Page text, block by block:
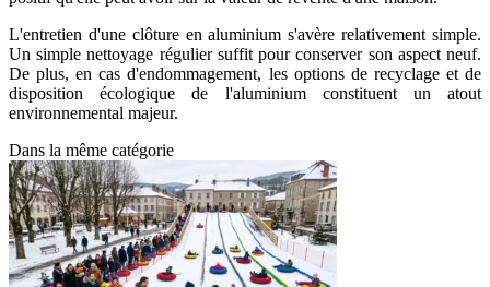
L'entretien d'une clôture en aluminium s'avère relativement simple.
Un simple nettoyage régulier suffit pour conserver son aspect neuf.
De plus, en cas d'endommagement, les options de recyclage et de
disposition écologique de l'aluminium constituent un atout
environnemental majeur.
Dans la même catégorie